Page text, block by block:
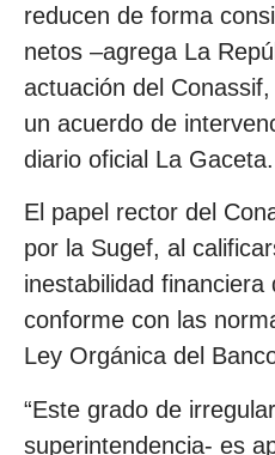
reducen de forma
netos –agrega La
actuación del
un acuerdo de
diario oficial La Gaceta.
El papel rector del
por la Sugef, al
inestabilidad financiera
conforme con las
Ley Orgánica del
“Este grado de
superintendencia- es